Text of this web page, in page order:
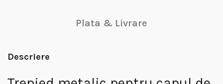
Plata & Livrare
Descriere